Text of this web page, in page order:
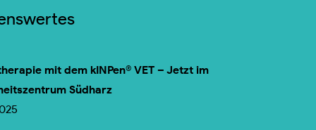
mit dem kINPen® VET – Jetzt im
Südharz